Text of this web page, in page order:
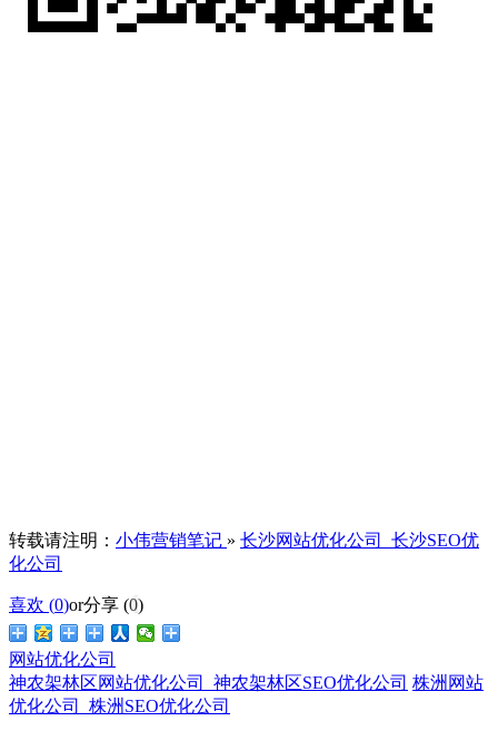
转载请注明： 小伟营销笔记 » 长沙网站优化公司_长沙SEO优
化公司
喜欢 (0)or分享 (0)
网站优化公司
神农架林区网站优化公司_神农架林区SEO优化公司 株洲网站
优化公司_株洲SEO优化公司